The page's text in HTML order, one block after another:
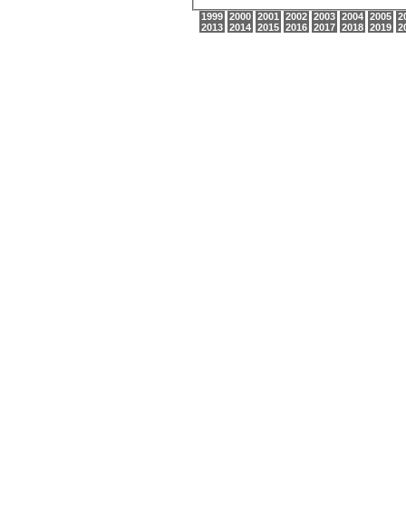
1999 2000 2001 2002 2003 2004 2005
2013 2014 2015 2016 2017 2018 2019